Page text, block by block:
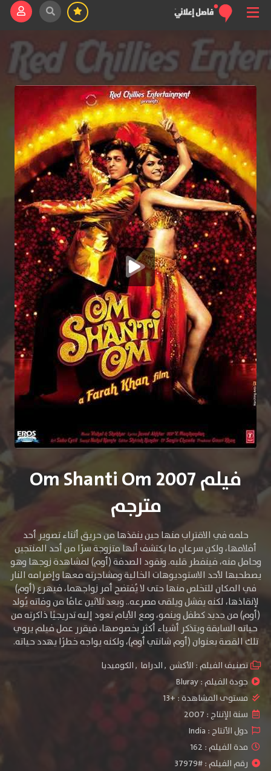
فيلم Om Shanti Om 2007
مترجم
حلمه في الاقتراب منها حين ينقذها من حريق أثناء تصوير أحد
أفلامها، ولكن سرعان ما يكتشف أنها متزوجة سرًا من أحد المنتجين
وحامل منه، فينفطر قلبه. وتقود الصدفة (أوم) لمشاهدة زوجها وهو
يصطحبها لأحد الاستوديوهات الخالية ومشاجرته معها وإضرامه النار
في المكان للتخلص منها حتى لا يُفتضح أمر زواجهما، فيهرع (أوم)
لإنقاذها، لكنه يفشل ويلقى مصرعه.. وبعد ثلاثين عامًا من وفاته يُولد
(أوم) من جديد كطفل وينمو، ومع الأيام تعود إليه تدريجيًا ذاكرته من
حياته السابقة ويتذكر أشياء أكثر بخصوصها، فيقرر عمل فيلم يروي
تلك القصة بعنوان (أوم شانتي أوم)، ولكنه يواجه خطرًا يهدد حياته.
تصنيف الفيلم : الأكشن ,الدراما ,الكوميديا
جودة الفيلم :Bluray
مستوى المشاهدة :+13
سنة الإنتاج : 2007
دول الأنتاج : India
مدة الفيلم : 162
رقم الفيلم : #37979